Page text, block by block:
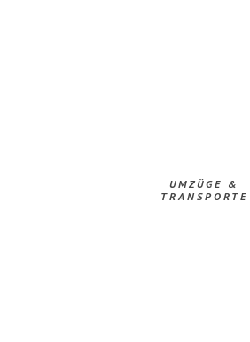
UMZÜGE &
TRANSPORTE